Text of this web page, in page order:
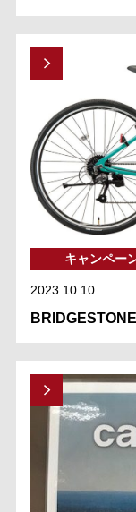
キャンペー
2023.10.10